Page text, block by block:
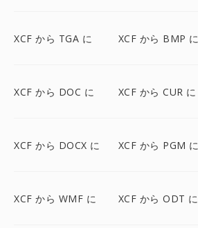
XCF から TGA に XCF から BMP に
XCF から DOC に XCF から CUR に
XCF から DOCX に XCF から PGM に
XCF から WMF に XCF から ODT に